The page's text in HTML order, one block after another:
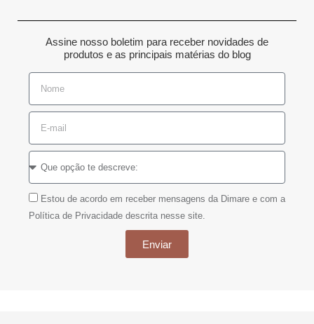
Assine nosso boletim para receber novidades de
produtos e as principais matérias do blog
Estou de acordo em receber mensagens da Dimare e com a
Política de Privacidade descrita nesse site.
Enviar